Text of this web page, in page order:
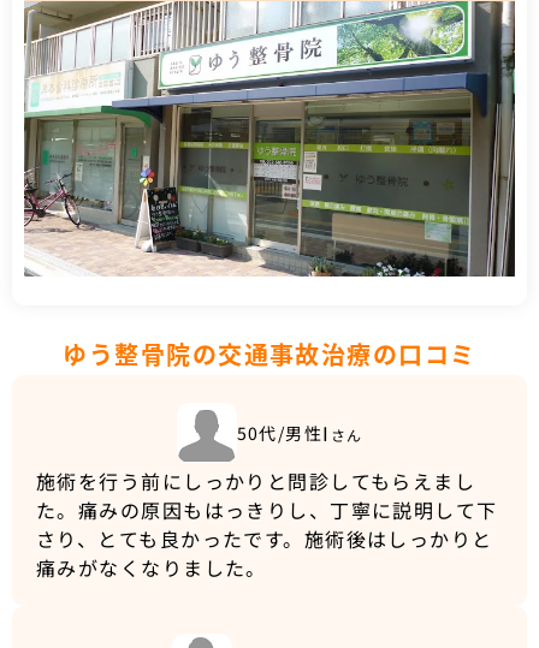
ゆう整骨院の交通事故治療の口コミ
50代/男性I さん
施術を行う前にしっかりと問診してもらえまし
た。痛みの原因もはっきりし、丁寧に説明して下
さり、とても良かったです。施術後はしっかりと
痛みがなくなりました。